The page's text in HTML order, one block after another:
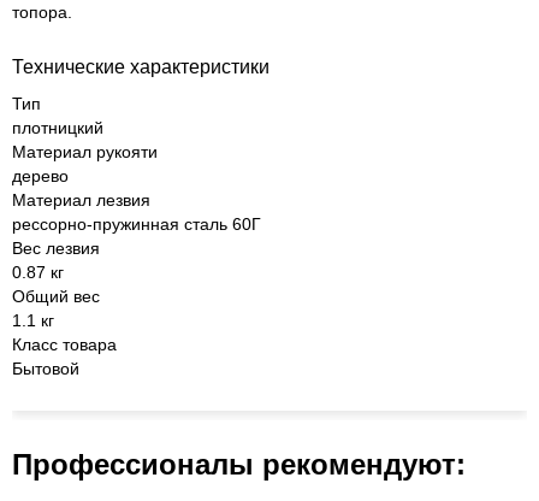
топора.
Технические характеристики
Тип
плотницкий
Материал рукояти
дерево
Материал лезвия
рессорно-пружинная сталь 60Г
Вес лезвия
0.87 кг
Общий вес
1.1 кг
Класс товара
Бытовой
Профессионалы рекомендуют: